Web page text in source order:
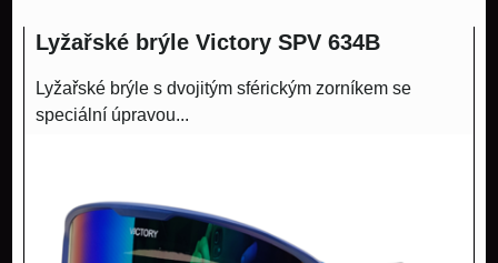
Lyžařské brýle Victory SPV 634B
Lyžařské brýle s dvojitým sférickým zorníkem se
speciální úpravou...